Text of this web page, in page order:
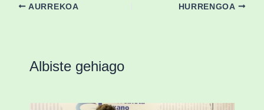
AURREKOA HURRENGOA
Albiste gehiago